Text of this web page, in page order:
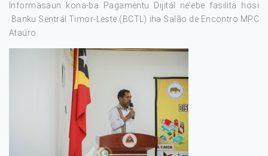
Informasaun kona-ba Pagamentu Dijitál ne’ebe fasilita hosi
Banku Sentrál Timor-Leste (BCTL) iha Salão de Encontro MPC
Ataúro.